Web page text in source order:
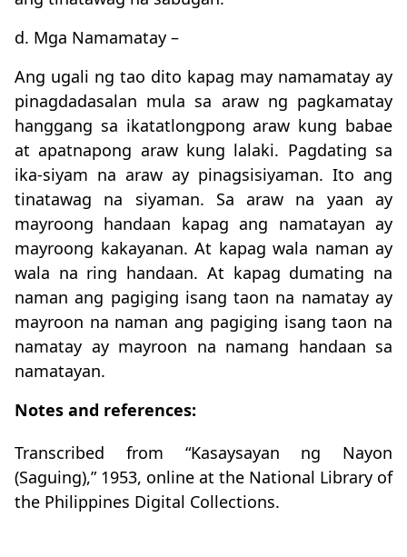
d. Mga Namamatay –
Ang ugali ng tao dito kapag may namamatay ay
pinagdadasalan mula sa araw ng pagkamatay
hanggang sa ikatatlongpong araw kung babae
at apatnapong araw kung lalaki. Pagdating sa
ika-siyam na araw ay pinagsisiyaman. Ito ang
tinatawag na siyaman. Sa araw na yaan ay
mayroong handaan kapag ang namatayan ay
mayroong kakayanan. At kapag wala naman ay
wala na ring handaan. At kapag dumating na
naman ang pagiging isang taon na namatay ay
mayroon na naman ang pagiging isang taon na
namatay ay mayroon na namang handaan sa
namatayan.
Notes and references:
Transcribed from “Kasaysayan ng Nayon
(Saguing),” 1953, online at the National Library of
the Philippines Digital Collections.